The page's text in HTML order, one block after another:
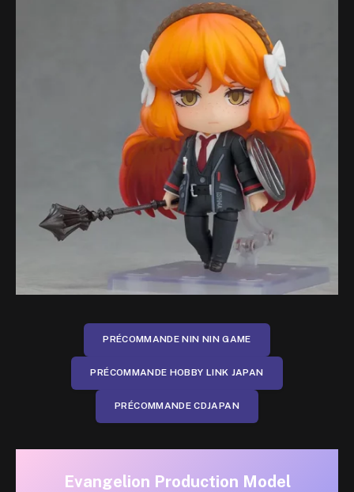
PRÉCOMMANDE NIN NIN GAME
PRÉCOMMANDE HOBBY LINK JAPAN
PRÉCOMMANDE CDJAPAN
Evangelion Production Model